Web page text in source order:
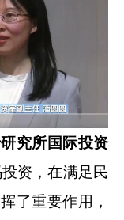
究所国际投资
资，在满足民
了重要作用，